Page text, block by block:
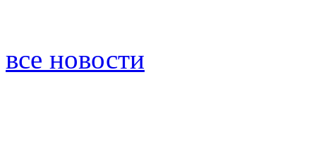
все новости